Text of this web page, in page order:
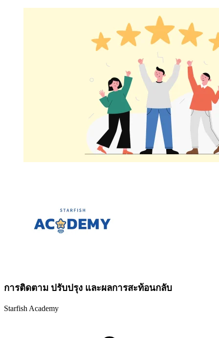
การติดตาม ปรับปรุง และผลการสะท้อนกลับ
Starfish Academy